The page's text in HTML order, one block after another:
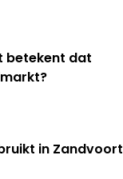
betekent dat
in Zandvoort